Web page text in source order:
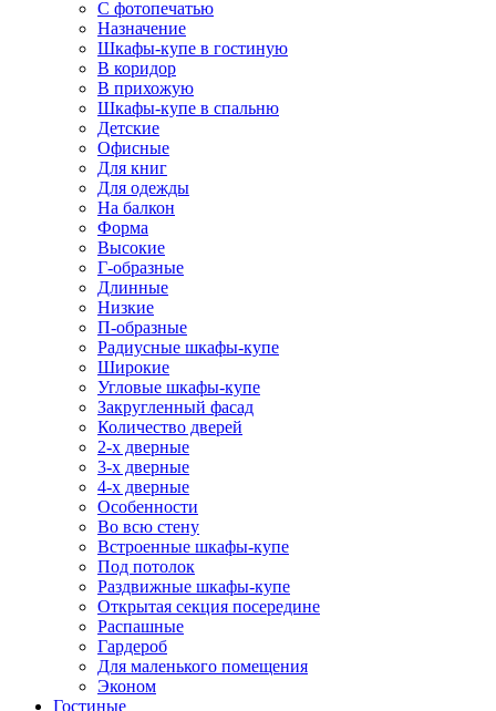
С фотопечатью
Назначение
Шкафы-купе в гостиную
В коридор
В прихожую
Шкафы-купе в спальню
Детские
Офисные
Для книг
Для одежды
На балкон
Форма
Высокие
Г-образные
Длинные
Низкие
П-образные
Радиусные шкафы-купе
Широкие
Угловые шкафы-купе
Закругленный фасад
Количество дверей
2-х дверные
3-х дверные
4-х дверные
Особенности
Во всю стену
Встроенные шкафы-купе
Под потолок
Раздвижные шкафы-купе
Открытая секция посередине
Распашные
Гардероб
Для маленького помещения
Эконом
Гостиные